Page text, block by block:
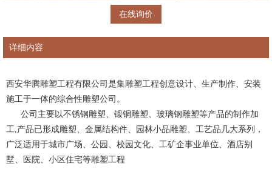
在线询价
详细内容
西安华腾雕塑工程有限公司是集雕塑工程创意设计、生产制作、安装
施工于一体的综合性雕塑公司。
公司主要以不锈钢雕塑、锻铜雕塑、玻璃钢雕塑等产品的制作加
工,产品已形成雕塑、金属结构件、园林小品雕塑、工艺品几大系列，
广泛适用于城市广场、公园、校园文化、工矿企事业单位、酒店别
墅、医院、小区住宅等雕塑工程